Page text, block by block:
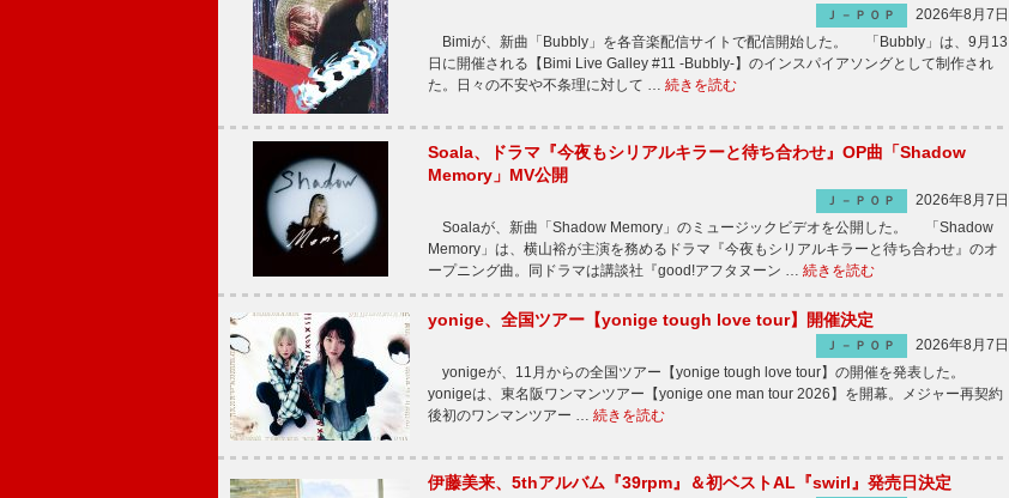
Ｊ－ＰＯＰ
2026年8月7日
Bimiが、新曲「Bubbly」を各音楽配信サイトで配信開始した。 「Bubbly」は、9月13
日に開催される【Bimi Live Galley #11 -Bubbly-】のインスパイアソングとして制作され
た。日々の不安や不条理に対して … 続きを読む
Soala、ドラマ『今夜もシリアルキラーと待ち合わせ』OP曲「Shadow
Memory」MV公開
Ｊ－ＰＯＰ
2026年8月7日
Soalaが、新曲「Shadow Memory」のミュージックビデオを公開した。 「Shadow
Memory」は、横山裕が主演を務めるドラマ『今夜もシリアルキラーと待ち合わせ』のオ
ープニング曲。同ドラマは講談社『good!アフタヌーン … 続きを読む
yonige、全国ツアー【yonige tough love tour】開催決定
Ｊ－ＰＯＰ
2026年8月7日
yonigeが、11月からの全国ツアー【yonige tough love tour】の開催を発表した。
yonigeは、東名阪ワンマンツアー【yonige one man tour 2026】を開幕。メジャー再契約
後初のワンマンツアー … 続きを読む
伊藤美来、5thアルバム『39rpm』＆初ベストAL『swirl』発売日決定